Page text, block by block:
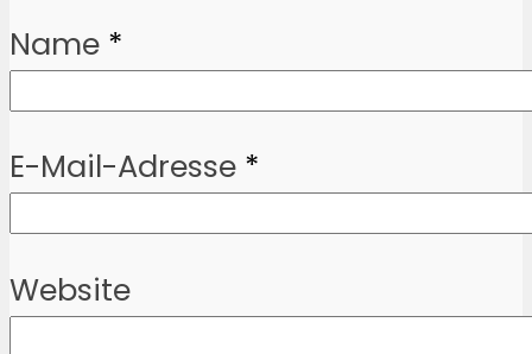
Name *
E-Mail-Adresse *
Website